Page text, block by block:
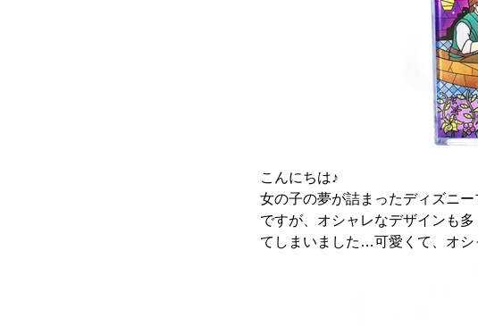
こんにちは♪
女の子の夢が詰まったディズニ
ですが、オシャレなデザインも
てしまいました…可愛くて、オシ